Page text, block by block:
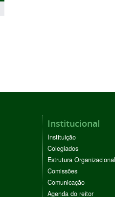
Institucional
Instituição
Colegiados
Estrutura Organizacional
Comissões
Comunicação
Agenda do reitor